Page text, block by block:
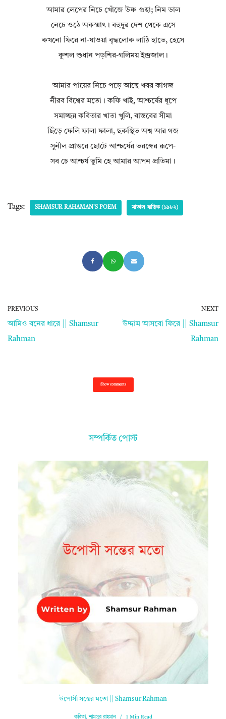
আমার লেপের নিচে খোঁজে উষ্ণ গুহা; নিম ডাল
নেচে ওঠে অকস্মাৎ। বহুদূর দেশ থেকে এসে
কখনো ফিরে না-যাওয়া বৃদ্ধলোক লাঠি হাতে, হেসে
কুশল শুধান পড়শির-গলিময় ইন্দ্রজাল।
আমার পায়ের নিচে পড়ে আছে খবর কাগজ
নীরব বিশ্বের মতো। কফি খাই, আশ্চর্যের ধূপে
সমাচ্ছন্ন কবিতার খাতা খুলি, বাস্তবের সীমা
ছিঁড়ে ফেলি ফালা ফালা, ছকস্থিত অশ্ব আর গজ
সুনীল প্রান্তরে ছোটে আশ্চর্যের তরঙ্গের রূপে-
সব চে আশ্চর্য তুমি হে আমার আপন প্রতিমা।
Tags: SHAMSUR RAHAMAN'S POEM মাতাল ঋত্বিক (১৯৮২)
PREVIOUS
আমিও বনের ধারে || Shamsur
Rahman
NEXT
উদ্দাম আসবো ফিরে || Shamsur
Rahman
Show comments
সম্পর্কিত পোস্ট
উপোসী সন্তের মতো || Shamsur Rahman
কবিতা,শামসুর রাহমান 1 Min Read